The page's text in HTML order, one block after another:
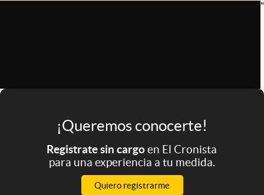
El Cronista Studio
Argentina
"
¡Queremos conocerte!
Registrate sin cargoen El Cronista
para una experiencia a tu medida.
Quiero registrarme